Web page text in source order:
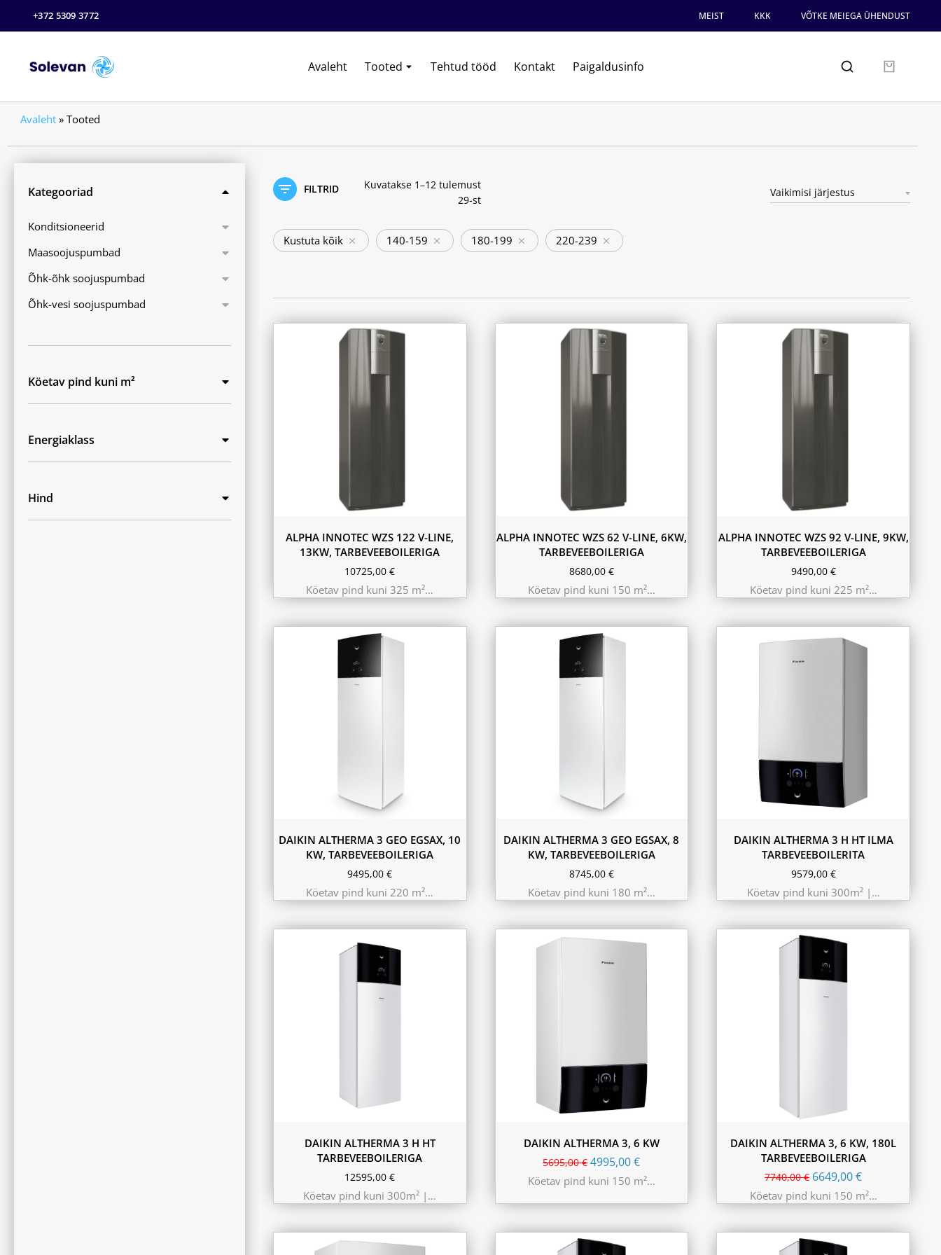
+372 5309 3772 MEIST KKK VÕTKE MEIEGA ÜHENDUST
Avaleht Tooted Tehtud tööd Kontakt Paigaldusinfo
Avaleht » Tooted
Kategooriad
Konditsioneerid
Maasoojuspumbad
Õhk-õhk soojuspumbad
Õhk-vesi soojuspumbad
Köetav pind kuni m²
Energiaklass
Hind
FILTRID
Kuvatakse 1–12 tulemust
29-st
Kustuta kõik 140-159 180-199 220-239
ALPHA INNOTEC WZS 122 V-LINE,
13KW, TARBEVEEBOILERIGA
10725,00€
Köetav pind kuni 325 m²…
ALPHA INNOTEC WZS 62 V-LINE, 6KW,
TARBEVEEBOILERIGA
8680,00 €
Köetav pind kuni 150 m²…
ALPHA INNOTEC WZS 92 V-LINE, 9KW,
TARBEVEEBOILERIGA
9490,00 €
Köetav pind kuni 225 m²…
DAIKIN ALTHERMA 3 GEO EGSAX, 10
KW, TARBEVEEBOILERIGA
9495,00€
Köetav pind kuni 220 m²…
DAIKIN ALTHERMA 3 GEO EGSAX, 8
KW, TARBEVEEBOILERIGA
8745,00 €
Köetav pind kuni 180 m²…
11.6 kW 300m²
10.44 kW 260m²
9.75 kW 220m²
DAIKIN ALTHERMA 3 H HT ILMA
TARBEVEEBOILERITA
9579,00 €
Köetav pind kuni 300m² |…
DAIKIN ALTHERMA 3 H HT
TARBEVEEBOILERIGA
12595,00€
Köetav pind kuni 300m² |…
DAIKIN ALTHERMA 3, 6 KW
5695,00€ 4995,00€
Köetav pind kuni 150 m²…
DAIKIN ALTHERMA 3, 6 KW, 180L
TARBEVEEBOILERIGA
7740,00€ 6649,00€
Köetav pind kuni 150 m²…